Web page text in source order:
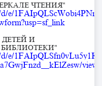
ЧТЕНИЯ"
d/e/
И
e/1FAIpQLSfn0vLu5y1K-